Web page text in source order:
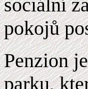
sociální
pokojů
Penzion
parku,